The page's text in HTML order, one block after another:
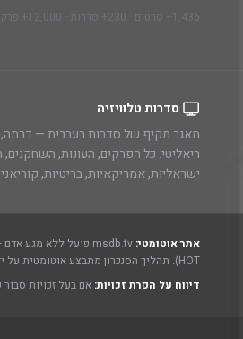
1,436+ סרטים · 230+ סדרות · 12,000+ פרקים
סדרות טלוויזיה
מאגר מקיף של סדרות בעברית — דרמה,
ריאליטי. כל הפרקים, העונות, השחקנים,
ישראליות, אמריקאיות, בריטיות,
אתר אוטומטי:
HOT). תהליך הסנכרון מתבצע אוטומטית על ידי cron jobs יומיים.
דיווח על הפרת זכויות: אם בעל זכויות סבור